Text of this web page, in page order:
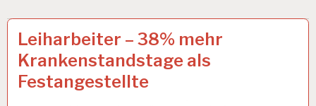
ARBEIT
UND
GESUNDHEIT…
Leiharbeiter – 38% mehr
Krankenstandstage als
Festangestellte
16 AUG. 2017